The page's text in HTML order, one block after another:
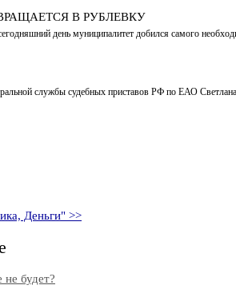
В РУБЛЕВКУ
день муниципалитет добился самого
службы судебных приставов РФ по ЕАО
Деньги" >>
будет?